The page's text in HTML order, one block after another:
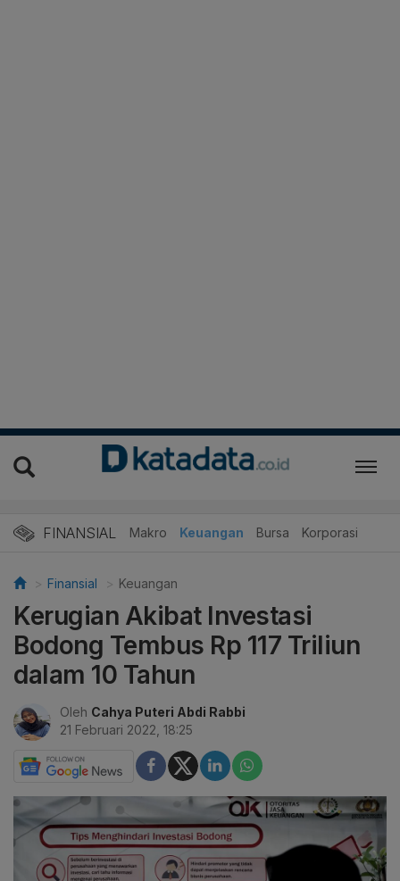
FINANSIAL Makro Keuangan Bursa Korporasi
Finansial Keuangan
Kerugian Akibat Investasi
Bodong Tembus Rp 117 Triliun
dalam 10 Tahun
Oleh Cahya Puteri Abdi Rabbi
21 Februari 2022, 18:25